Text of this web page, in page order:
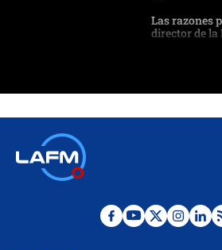
Las razones
director de la
"No hubo